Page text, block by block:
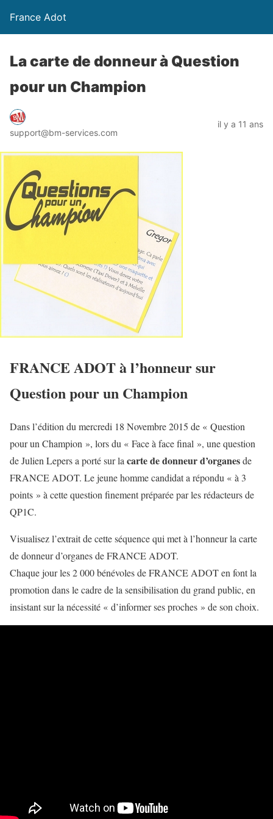
France Adot
La carte de donneur à Question
pour un Champion
support@bm-services.com
il y a 11 ans
FRANCE ADOT à l’honneur sur
Question pour un Champion
Dans l’édition du mercredi 18 Novembre 2015 de « Question
pour un Champion », lors du « Face à face final », une question
de Julien Lepers a porté sur la carte de donneur d’organesde
FRANCE ADOT. Le jeune homme candidat a répondu « à 3
points » à cette question finement préparée par les rédacteurs de
QP1C.
Visualisez l’extrait de cette séquence qui met à l’honneur la carte
de donneur d’organes de FRANCE ADOT.
Chaque jour les 2 000 bénévoles de FRANCE ADOT en font la
promotion dans le cadre de la sensibilisation du grand public, en
insistant sur la nécessité « d’informer ses proches » de son choix.